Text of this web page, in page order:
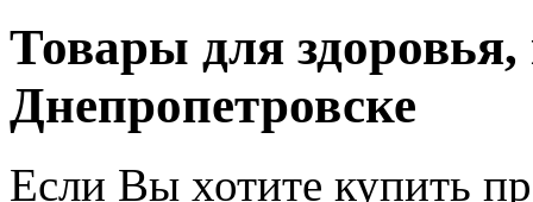
Товары для
Днепропетровске
Если Вы хотите купить